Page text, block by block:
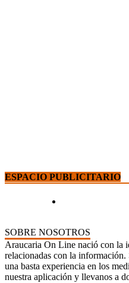
ESPACIO PUBLICITARIO
SOBRE NOSOTROS
Araucaria On Line nació con la
relacionadas con la
una basta experiencia en los
nuestra aplicación y llevanos a